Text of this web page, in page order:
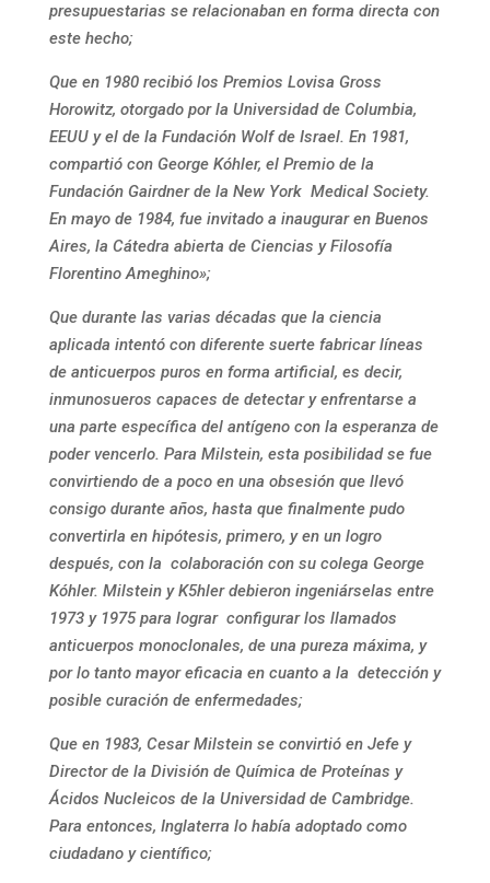
presupuestarias se relacionaban en forma directa con
este hecho;
Que en 1980 recibió los Premios Lovisa Gross
Horowitz, otorgado por la Universidad de Columbia,
EEUU y el de la Fundación Wolf de Israel. En 1981,
compartió con George Kóhler, el Premio de la
Fundación Gairdner de la New York Medical Society.
En mayo de 1984, fue invitado a inaugurar en Buenos
Aires, la Cátedra abierta de Ciencias y Filosofía
Florentino Ameghino»;
Que durante las varias décadas que la ciencia
aplicada intentó con diferente suerte fabricar líneas
de anticuerpos puros en forma artificial, es decir,
inmunosueros capaces de detectar y enfrentarse a
una parte específica del antígeno con la esperanza de
poder vencerlo. Para Milstein, esta posibilidad se fue
convirtiendo de a poco en una obsesión que llevó
consigo durante años, hasta que finalmente pudo
convertirla en hipótesis, primero, y en un logro
después, con la colaboración con su colega George
Kóhler. Milstein y K5hler debieron ingeniárselas entre
1973 y 1975 para lograr configurar los llamados
anticuerpos monoclonales, de una pureza máxima, y
por lo tanto mayor eficacia en cuanto a la detección y
posible curación de enfermedades;
Que en 1983, Cesar Milstein se convirtió en Jefe y
Director de la División de Química de Proteínas y
Ácidos Nucleicos de la Universidad de Cambridge.
Para entonces, Inglaterra lo había adoptado como
ciudadano y científico;